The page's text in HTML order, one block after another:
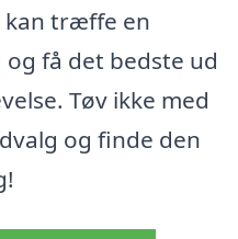
kan træffe en
få det bedste ud
Tøv ikke med
og finde den